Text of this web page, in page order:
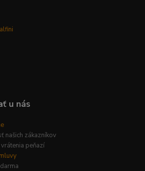
u nás
našich zákazníkov
peňazí